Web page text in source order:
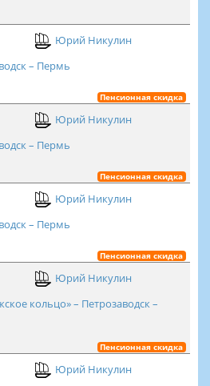
Юрий Никулин
– Пермь
Пенсионная скидка
Юрий Никулин
– Пермь
Пенсионная скидка
Юрий Никулин
– Пермь
Пенсионная скидка
Юрий Никулин
кольцо» – Петрозаводск –
Пенсионная скидка
Юрий Никулин